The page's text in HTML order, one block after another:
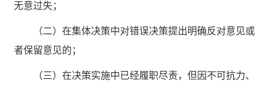
无意过失；
（二）在集体决策中对错误决策提出明确反对意见或
者保留意见的；
（三）在决策实施中已经履职尽责，但因不可抗力、